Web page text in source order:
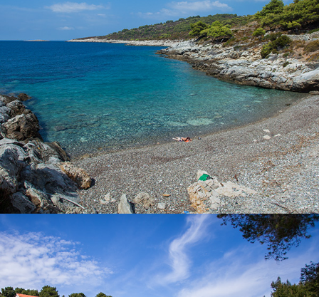
SALBUNORA (BIŠEVO)
Der Strand Salbunara ist ein schöner Sandstrand, der sich auf
der Insel Biševo befindet. Eine Fahrt von Komiža zu diesem
Strand dauert 15 Minuten mit unserem schnellen Taxi-Boot.
x